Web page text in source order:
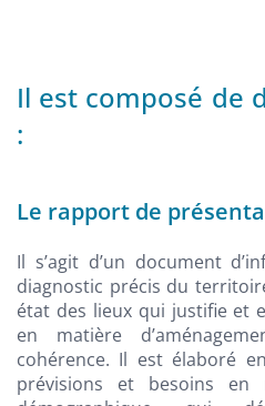
Il est composé de
:
Le rapport de
Il s’agit d’un document
diagnostic précis du
état des lieux qui justifie et
en matière
cohérence. Il est élaboré
prévisions et besoins en